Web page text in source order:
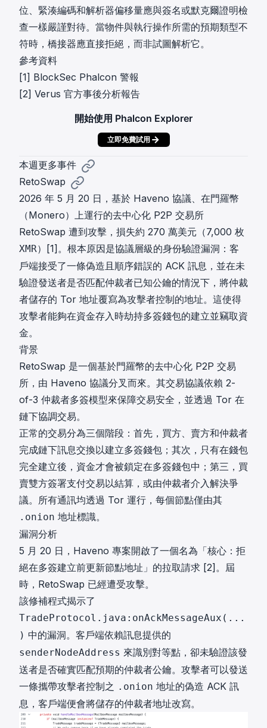
位、緊湊編碼和解析器偏移量應與簽名或默克爾證明檢
查一樣嚴謹對待。當物件與執行操作所需的預期類型不
符時，橋接器應直接拒絕，而非試圖解析它。
參考資料
[1] BlockSec Phalcon 警報
[2] Verus 官方事後分析報告
開始使用 Phalcon Explorer
立即免費試用
本週更多事件
RetoSwap
2026 年 5 月 20 日，基於 Haveno 協議、在門羅幣
（Monero）上運行的去中心化 P2P 交易所
RetoSwap 遭到攻擊，損失約 270 萬美元（7,000 枚
XMR） [1] 。根本原因是協議層級的身份驗證漏洞：客
戶端接受了一條偽造且順序錯誤的 ACK 訊息，並在未
驗證發送者是否匹配仲裁者已知公鑰的情況下，將仲裁
者儲存的 Tor 地址覆寫為攻擊者控制的地址。這使得
攻擊者能夠在資金存入時劫持多簽錢包的建立並竊取資
金。
背景
RetoSwap 是一個基於門羅幣的去中心化 P2P 交易
所，由 Haveno 協議分叉而來。其交易協議依賴 2-
of-3 仲裁者多簽模型來保障交易安全，並透過 Tor 在
鏈下協調交易。
正常的交易分為三個階段：首先，買方、賣方和仲裁者
完成鏈下訊息交換以建立多簽錢包；其次，只有在錢包
完全建立後，資金才會被鎖定在多簽錢包中；第三，買
賣雙方簽署支付交易以結算，或由仲裁者介入解決爭
議。所有通訊均透過 Tor 運行，每個節點僅由其
.onion 地址標識。
漏洞分析
5 月 20 日，Haveno 專案開啟了一個名為「核心：拒
絕在多簽建立前更新節點地址」的拉取請求 [2] 。屆
時，RetoSwap 已經遭受攻擊。
該修補程式揭示了
TradeProtocol.java:onAckMessageAux(...
) 中的漏洞。客戶端依賴訊息提供的
senderNodeAddress 來識別對等點，卻未驗證該發
送者是否確實匹配預期的仲裁者公鑰。攻擊者可以發送
一條攜帶攻擊者控制之 .onion 地址的偽造 ACK 訊
息，客戶端便會將儲存的仲裁者地址改寫。